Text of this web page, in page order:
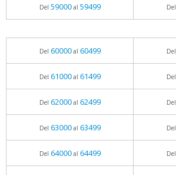
Del 59000al 59499 Del
Del 60000al 60499 Del
Del 61000al 61499 Del
Del 62000al 62499 Del
Del 63000al 63499 Del
Del 64000al 64499 Del